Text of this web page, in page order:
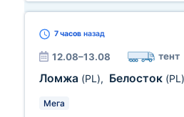
7 часов назад
12.08–13.08 тент
Ломжа (PL), Белосток (PL)
Мега